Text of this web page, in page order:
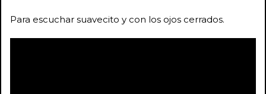
Para escuchar suavecito y con los ojos cerrados.